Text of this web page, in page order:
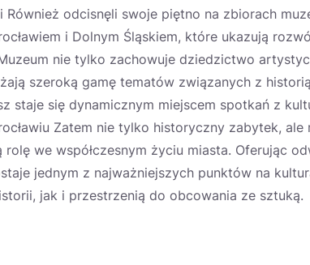
Również odcisnęli swoje piętno na zbiorach
i Dolnym Śląskiem, które ukazują
nie tylko zachowuje dziedzictwo
szeroką gamę tematów związanych z
staje się dynamicznym miejscem spotkań z
Zatem nie tylko historyczny zabytek,
we współczesnym życiu miasta. Oferując
jednym z najważniejszych punktów na
jak i przestrzenią do obcowania ze sztuką.